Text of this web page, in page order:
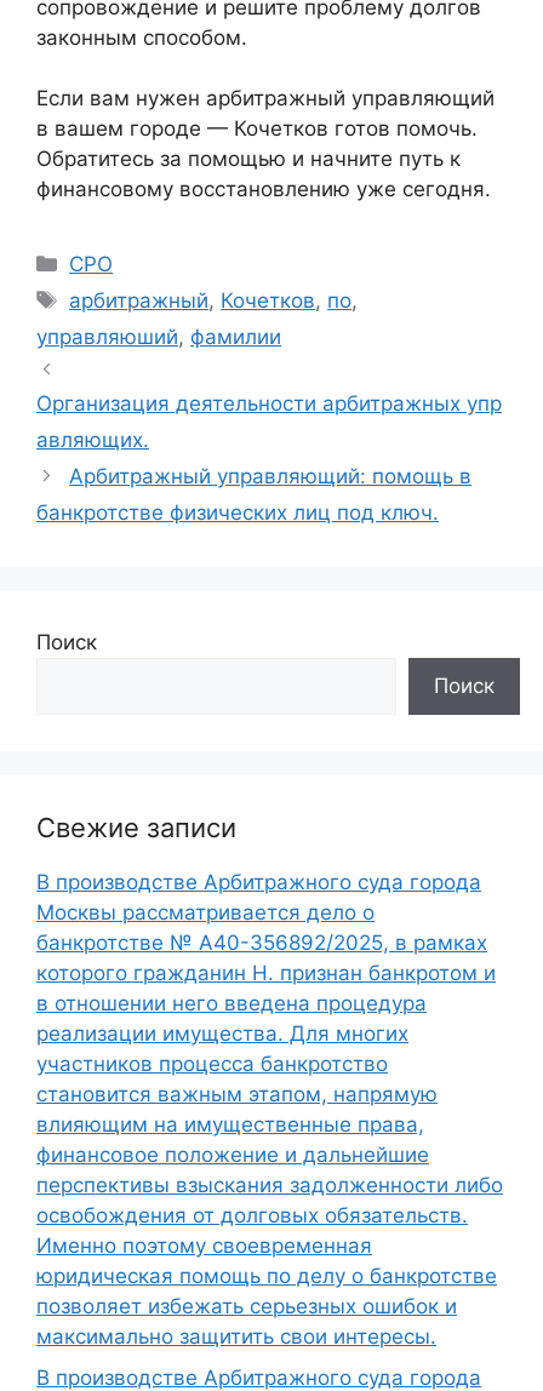
сопровождение и решите проблему долгов
законным способом.
Если вам нужен арбитражный управляющий
в вашем городе — Кочетков готов помочь.
Обратитесь за помощью и начните путь к
финансовому восстановлению уже сегодня.
Рубрики
СРО
Метки
арбитражный, Кочетков, по,
управляюший, фамилии
Организация деятельности арбитражных упр
авляющих.
Арбитражный управляющий: помощь в
банкротстве физических лиц под ключ.
Поиск
Поиск
Свежие записи
В производстве Арбитражного суда города
Москвы рассматривается дело о
банкротстве № А40-356892/2025, в рамках
которого гражданин Н. признан банкротом и
в отношении него введена процедура
реализации имущества. Для многих
участников процесса банкротство
становится важным этапом, напрямую
влияющим на имущественные права,
финансовое положение и дальнейшие
перспективы взыскания задолженности либо
освобождения от долговых обязательств.
Именно поэтому своевременная
юридическая помощь по делу о банкротстве
позволяет избежать серьезных ошибок и
максимально защитить свои интересы.
В производстве Арбитражного суда города